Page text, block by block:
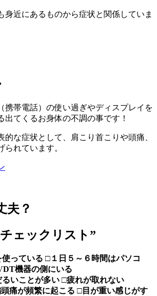
身近にあるものから症状と関係していま
携帯電話）の使い過ぎやディスプレイを
出てくるお身体の不調の事です！
的な症状として、肩こり首こりや頭痛、
られています。
夫？
ェックリスト”
っている □１日５～６時間はパソコ
機器の側にいる
いことが多い □疲れが取れない
痛が頻繁に起こる □目が重い感じがす